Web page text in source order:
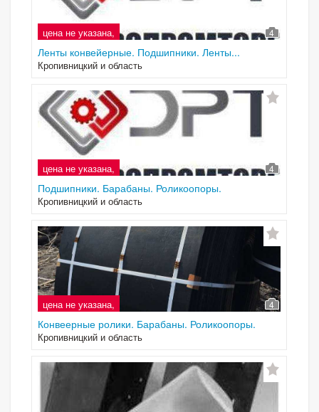
цена не указана, 4
Ленты конвейерные. Подшипники. Ленты...
Кропивницкий и область
цена не указана, 4
Подшипники. Барабаны. Роликоопоры.
Кропивницкий и область
цена не указана, 4
Конвеерные ролики. Барабаны. Роликоопоры.
Кропивницкий и область